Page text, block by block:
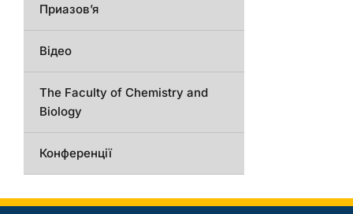
Приазов’я
Відео
The Faculty of Chemistry and
Biology
Конференції